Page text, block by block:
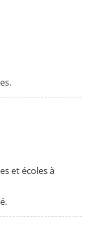
et écoles à